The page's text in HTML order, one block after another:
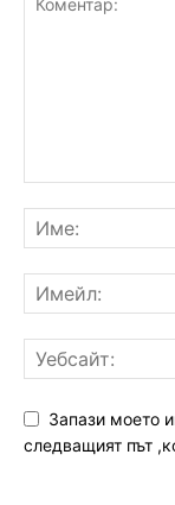
Запази моето
следващият път